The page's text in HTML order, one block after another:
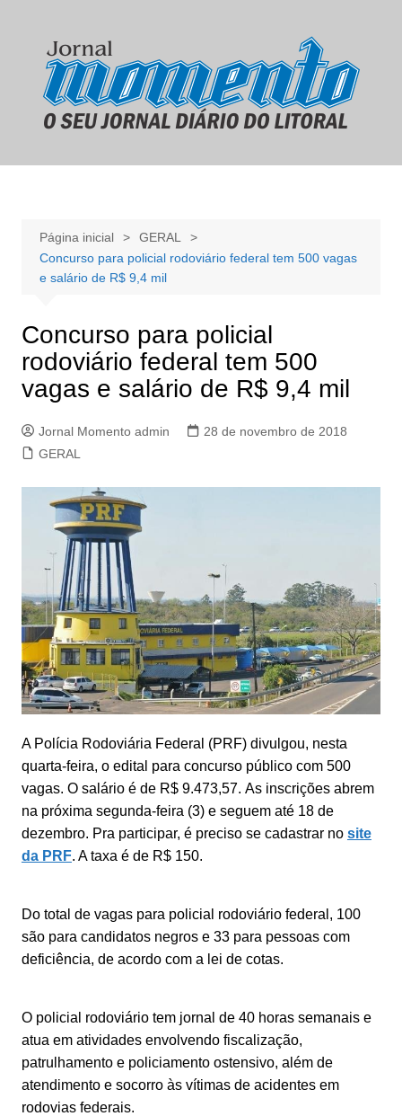
conteúdo
Página inicial
GERAL
Concurso para policial rodoviário federal tem 500 vagas
e salário de R$ 9,4 mil
Concurso para policial
rodoviário federal tem 500
vagas e salário de R$ 9,4 mil
Jornal Momento admin
28 de novembro de 2018
GERAL
A Polícia Rodoviária Federal (PRF) divulgou, nesta
quarta-feira, o edital para concurso público com 500
vagas. O salário é de R$ 9.473,57. As inscrições abrem
na próxima segunda-feira (3) e seguem até 18 de
dezembro. Pra participar, é preciso se cadastrar no site
da PRF. A taxa é de R$ 150.
Do total de vagas para policial rodoviário federal, 100
são para candidatos negros e 33 para pessoas com
deficiência, de acordo com a lei de cotas.
O policial rodoviário tem jornal de 40 horas semanais e
atua em atividades envolvendo fiscalização,
patrulhamento e policiamento ostensivo, além de
atendimento e socorro às vítimas de acidentes em
rodovias federais.